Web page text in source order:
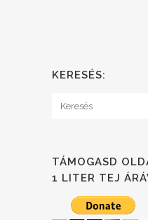
KERESÉS:
TÁMOGASD
1 LITER TEJ